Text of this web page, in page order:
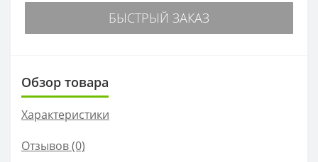
БЫСТРЫЙ ЗАКАЗ
Обзор товара
Характеристики
Отзывов (0)